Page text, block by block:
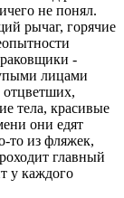
не понял.
рычаг, горячие
-
лицами
отцветших,
тела, красивые
они едят
то из фляжек,
главный
у каждого